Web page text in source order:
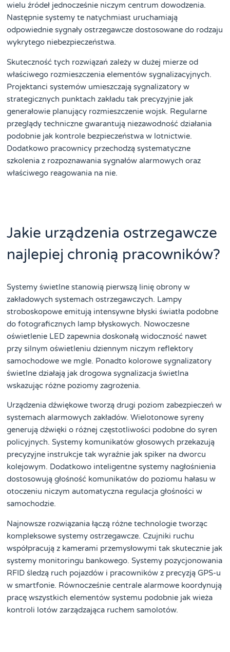
wielu źródeł jednocześnie niczym centrum dowodzenia.
Następnie systemy te natychmiast uruchamiają
odpowiednie sygnały ostrzegawcze dostosowane do rodzaju
wykrytego niebezpieczeństwa.
Skuteczność tych rozwiązań zależy w dużej mierze od
właściwego rozmieszczenia elementów sygnalizacyjnych.
Projektanci systemów umieszczają sygnalizatory w
strategicznych punktach zakładu tak precyzyjnie jak
generałowie planujący rozmieszczenie wojsk. Regularne
przeglądy techniczne gwarantują niezawodność działania
podobnie jak kontrole bezpieczeństwa w lotnictwie.
Dodatkowo pracownicy przechodzą systematyczne
szkolenia z rozpoznawania sygnałów alarmowych oraz
właściwego reagowania na nie.
Jakie urządzenia ostrzegawcze
najlepiej chronią pracowników?
Systemy świetlne stanowią pierwszą linię obrony w
zakładowych systemach ostrzegawczych. Lampy
stroboskopowe emitują intensywne błyski światła podobne
do fotograficznych lamp błyskowych. Nowoczesne
oświetlenie LED zapewnia doskonałą widoczność nawet
przy silnym oświetleniu dziennym niczym reflektory
samochodowe we mgle. Ponadto kolorowe sygnalizatory
świetlne działają jak drogowa sygnalizacja świetlna
wskazując różne poziomy zagrożenia.
Urządzenia dźwiękowe tworzą drugi poziom zabezpieczeń w
systemach alarmowych zakładów. Wielotonowe syreny
generują dźwięki o różnej częstotliwości podobne do syren
policyjnych. Systemy komunikatów głosowych przekazują
precyzyjne instrukcje tak wyraźnie jak spiker na dworcu
kolejowym. Dodatkowo inteligentne systemy nagłośnienia
dostosowują głośność komunikatów do poziomu hałasu w
otoczeniu niczym automatyczna regulacja głośności w
samochodzie.
Najnowsze rozwiązania łączą różne technologie tworząc
kompleksowe systemy ostrzegawcze. Czujniki ruchu
współpracują z kamerami przemysłowymi tak skutecznie jak
systemy monitoringu bankowego. Systemy pozycjonowania
RFID śledzą ruch pojazdów i pracowników z precyzją GPS-u
w smartfonie. Równocześnie centrale alarmowe koordynują
pracę wszystkich elementów systemu podobnie jak wieża
kontroli lotów zarządzająca ruchem samolotów.